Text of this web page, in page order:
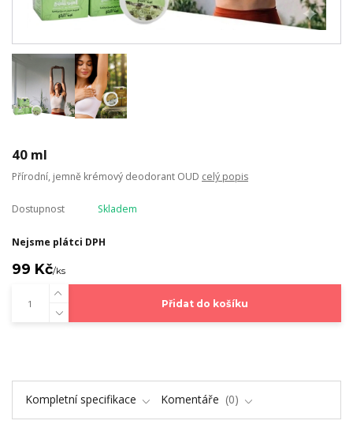
40 ml
Přírodní, jemně krémový deodorant OUD celý popis
Dostupnost Skladem
Nejsme plátci DPH
99 Kč/ks
Přidat do košíku
Kompletní specifikace Komentáře 0